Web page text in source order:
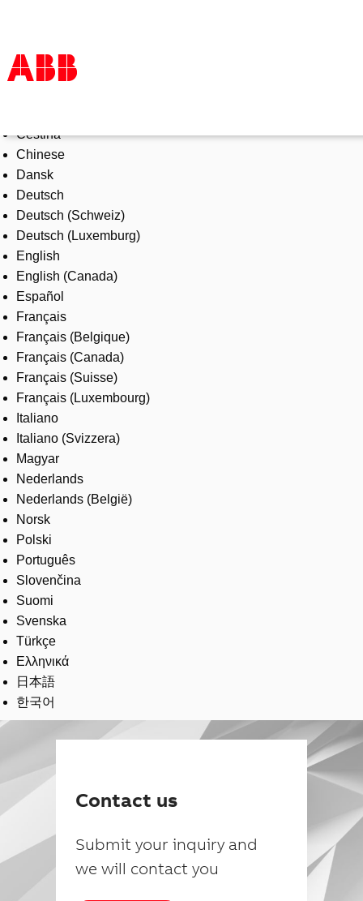
Products & Solutions
Industries
Services
About us
Where to buy
Contact us
Careers
Čeština
Chinese
Dansk
Deutsch
Deutsch (Schweiz)
Deutsch (Luxemburg)
English
English (Canada)
Español
Français
Français (Belgique)
Français (Canada)
Français (Suisse)
Français (Luxembourg)
Italiano
Italiano (Svizzera)
Magyar
Nederlands
Nederlands (België)
Norsk
Polski
Português
Slovenčina
Suomi
Svenska
Türkçe
Ελληνικά
日本語
한국어
Contact us
Submit your inquiry and
we will contact you